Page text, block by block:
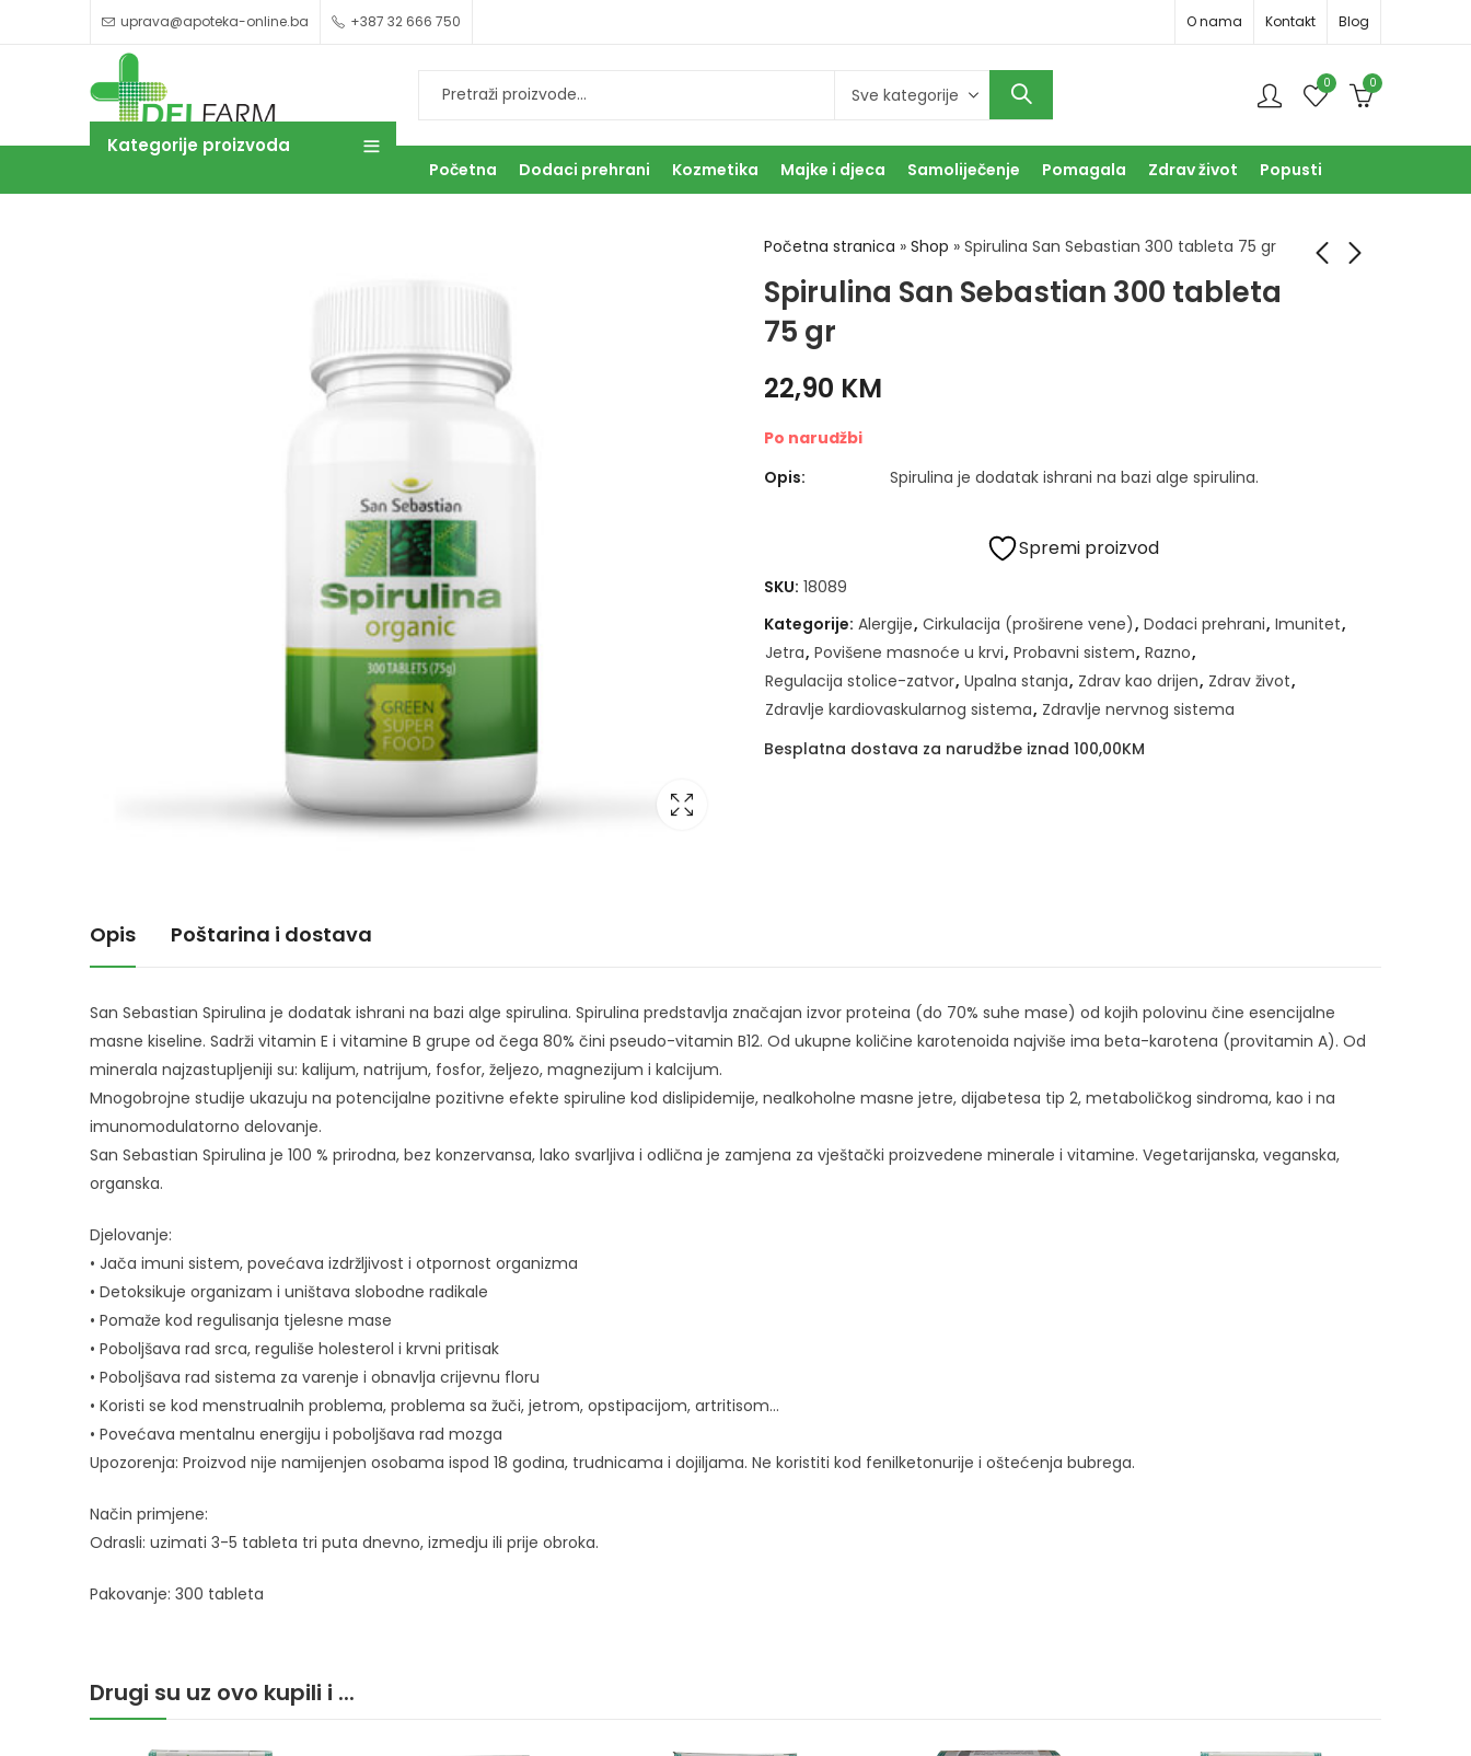
uprava@apoteka-online.ba +387 32 666 750 O nama Kontakt Blog
0 0
Kategorije proizvoda
Početna Dodaci prehrani Kozmetika Majke i djeca Samoliječenje Pomagala Zdrav život Popusti
Početna stranica » Shop » Spirulina San Sebastian 300 tableta 75 gr
Spirulina San Sebastian 300 tableta
75 gr
22,90 KM
Po narudžbi
Opis:
Spirulina je dodatak ishrani na bazi alge spirulina.
Spremi proizvod
SKU: 18089
Kategorije: Alergije, Cirkulacija (proširene vene), Dodaci prehrani, Imunitet,
Jetra, Povišene masnoće u krvi, Probavni sistem, Razno,
Regulacija stolice-zatvor, Upalna stanja, Zdrav kao drijen, Zdrav život,
Zdravlje kardiovaskularnog sistema, Zdravlje nervnog sistema
Besplatna dostava za narudžbe iznad 100,00KM
Opis Poštarina i dostava
San Sebastian Spirulina je dodatak ishrani na bazi alge spirulina. Spirulina predstavlja značajan izvor proteina (do 70% suhe mase) od kojih polovinu čine esencijalne
masne kiseline. Sadrži vitamin E i vitamine B grupe od čega 80% čini pseudo-vitamin B12. Od ukupne količine karotenoida najviše ima beta-karotena (provitamin A). Od
minerala najzastupljeniji su: kalijum, natrijum, fosfor, željezo, magnezijum i kalcijum.
Mnogobrojne studije ukazuju na potencijalne pozitivne efekte spiruline kod dislipidemije, nealkoholne masne jetre, dijabetesa tip 2, metaboličkog sindroma, kao i na
imunomodulatorno delovanje.
San Sebastian Spirulina je 100 % prirodna, bez konzervansa, lako svarljiva i odlična je zamjena za vještački proizvedene minerale i vitamine. Vegetarijanska, veganska,
organska.
Djelovanje:
• Jača imuni sistem, povećava izdržljivost i otpornost organizma
• Detoksikuje organizam i uništava slobodne radikale
• Pomaže kod regulisanja tjelesne mase
• Poboljšava rad srca, reguliše holesterol i krvni pritisak
• Poboljšava rad sistema za varenje i obnavlja crijevnu floru
• Koristi se kod menstrualnih problema, problema sa žuči, jetrom, opstipacijom, artritisom…
• Povećava mentalnu energiju i poboljšava rad mozga
Upozorenja: Proizvod nije namijenjen osobama ispod 18 godina, trudnicama i dojiljama. Ne koristiti kod fenilketonurije i oštećenja bubrega.
Način primjene:
Odrasli: uzimati 3-5 tableta tri puta dnevno, izmedju ili prije obroka.
Pakovanje: 300 tableta
Drugi su uz ovo kupili i ...